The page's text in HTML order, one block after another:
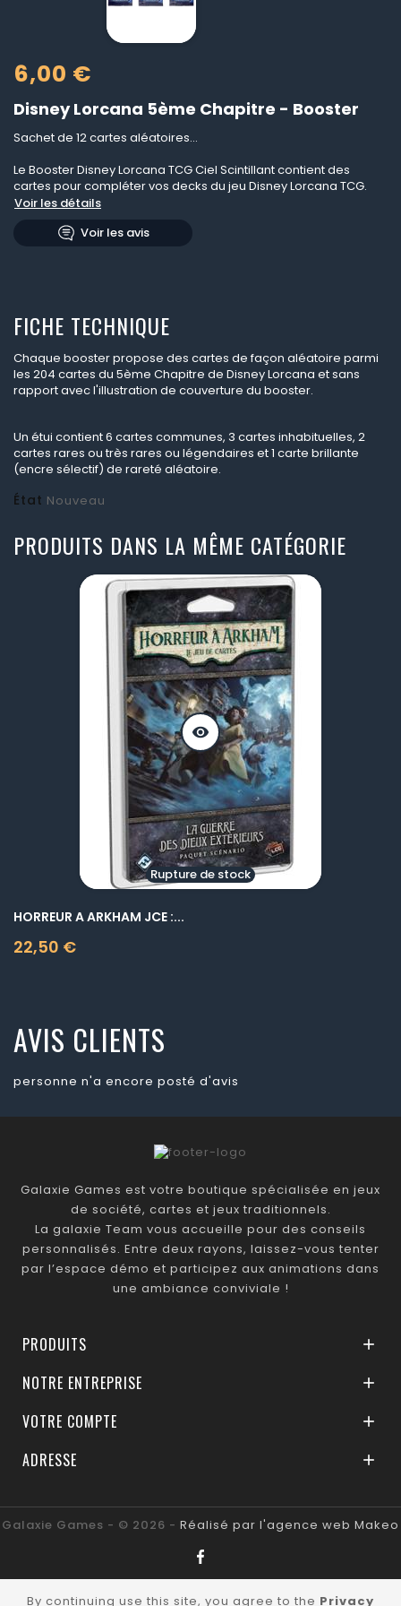
6,00 €
Disney Lorcana 5ème Chapitre - Booster
Sachet de 12 cartes aléatoires...
Le Booster Disney Lorcana TCG Ciel Scintillant contient des
cartes pour compléter vos decks du jeu Disney Lorcana TCG.
Voir les détails
Voir les avis
FICHE TECHNIQUE
Chaque booster propose des cartes de façon aléatoire parmi
les 204 cartes du 5ème Chapitre de Disney Lorcana et sans
rapport avec l'illustration de couverture du booster.
Un étui contient 6 cartes communes, 3 cartes inhabituelles, 2
cartes rares ou très rares ou légendaires et 1 carte brillante
(encre sélectif) de rareté aléatoire.
État Nouveau
PRODUITS DANS LA MÊME CATÉGORIE
visibility
Rupture de stock
HORREUR A ARKHAM JCE :...
22,50 €
Prix
AVIS CLIENTS
personne n'a encore posté d'avis
Galaxie Games est votre boutique spécialisée en jeux
de société, cartes et jeux traditionnels.
La galaxie Team vous accueille pour des conseils
personnalisés. Entre deux rayons, laissez-vous tenter
par l’espace démo et participez aux animations dans
une ambiance conviviale !
PRODUITS 
NOTRE ENTREPRISE 
VOTRE COMPTE 
ADRESSE 
Galaxie Games - © 2026 - Réalisé par l'agence web Makeo
By continuing use this site, you agree to the Privacy